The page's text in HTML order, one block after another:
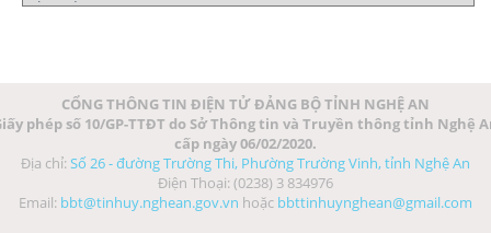
CỔNG THÔNG TIN ĐIỆN TỬ ĐẢNG BỘ TỈNH NGHỆ AN
phép số 10/GP-TTĐT do Sở Thông tin và Truyền thông tỉnh Nghệ
cấp ngày 06/02/2020.
Địa chỉ: Số 26 - đường Trường Thi, Phường Trường Vinh, tỉnh Nghệ An
Điện Thoại: (0238) 3 834976
Email: bbt@tinhuy.nghean.gov.vn hoặc bbttinhuynghean@gmail.com